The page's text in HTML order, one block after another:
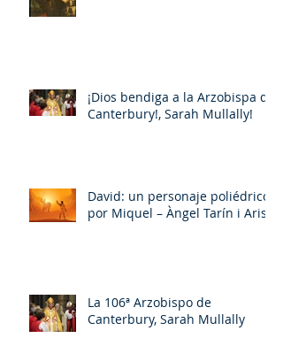
¡Dios bendiga a la Arzobispa de
Canterbury!, Sarah Mullally!
David: un personaje poliédrico,
por Miquel – Àngel Tarín i Arisó
La 106ª Arzobispo de
Canterbury, Sarah Mullally